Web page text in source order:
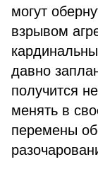
могут
взрывом
давно
получится
менять в
перемены